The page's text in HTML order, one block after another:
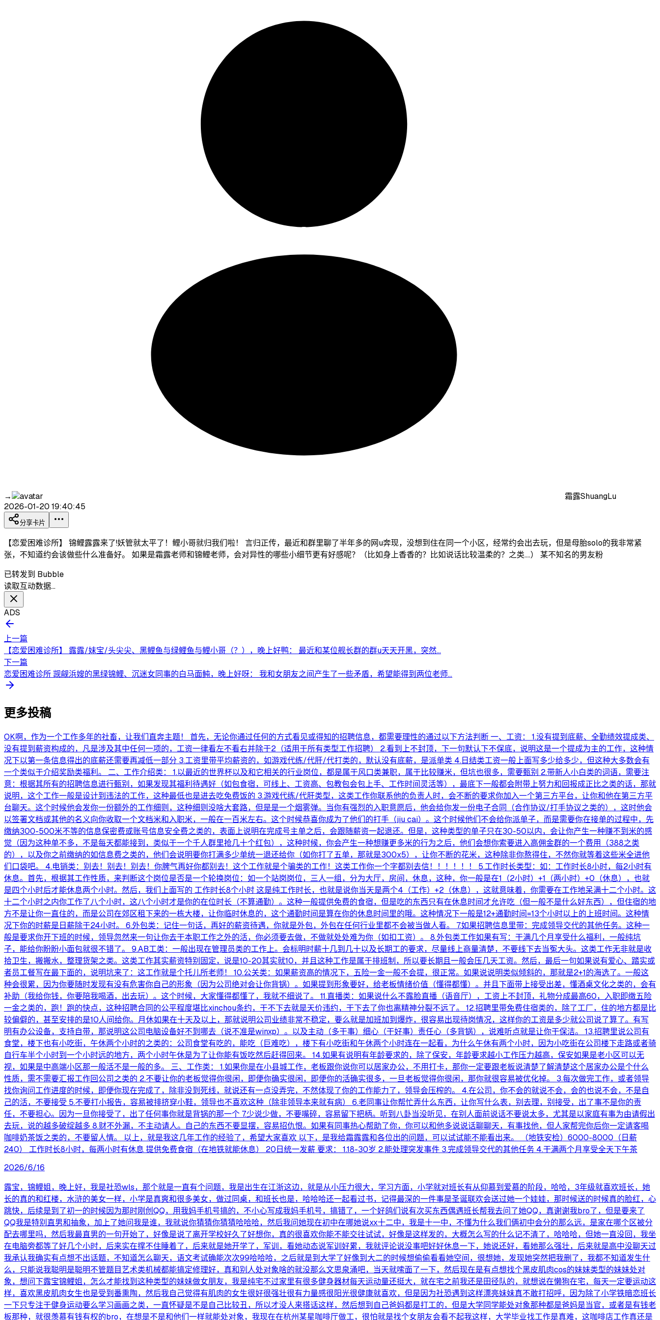
→
霜露ShuangLu
2026-01-20 19:40:45
分享卡片
【恋爱困难诊所】 锦鲤露露来了!妖管就太平了！鲤小哥就归我们啦！ 言归正传，最近和群里聊了半年多的网u奔现，没想到住在同一个小区，经常约会出去玩，但是母胎solo的我非常紧
张，不知道约会该做些什么准备好。 如果是霜露老师和锦鲤老师，会对异性的哪些小细节更有好感呢？（比如身上香香的？比如说话比较温柔的？之类....） 某不知名的男友粉
已转发到 Bubble
读取互动数据…
ADS
上一篇
【恋爱困难诊所】 露露/妹宝/头尖尖、黑鲤鱼与绿鲤鱼与鲤小哥（？），晚上好鸭： 最近和某位舰长群的群u天天开黑，突然...
下一篇
恋爱困难诊所 觊觎浜嫂的黑绿锦鲤、沉迷女同事的白马面鲀，晚上好呀： 我和女朋友之间产生了一些矛盾，希望能得到两位老师...
更多投稿
OK啊，作为一个工作多年的社畜，让我们直奔主题！ 首先，无论你通过任何的方式看见或得知的招聘信息，都需要理性的通过以下方法判断 一、工资： 1.没有提到底薪、全勤绩效提成类、
没有提到薪资构成的，凡是涉及其中任何一项的，工资一律看左不看右并除于2（适用于所有类型工作招聘） 2.看到上不封顶，下一句默认下不保底，说明这是一个提成为主的工作，这种情
况下以第一条信息得出的底薪还需要再减低一部分 3.工资里带平均薪资的，如游戏代练/代肝/代打类的，默认没有底薪，是派单类 4.日结类工资一般上面写多少给多少，但这种大多数会有
一个类似于介绍奖励类福利。 二、工作介绍类： 1.以最近的世界杯以及和它相关的行业岗位，都是属于风口类兼职，属于比较赚米，但坑也很多，需要甄别 2.带新人小白类的词语，需要注
意：根据其所有的招聘信息进行甄别，如果发现其福利待遇好（如包食宿，可线上、工资高、包教包会包上手、工作时间灵活等），最底下一般都会附带上努力和回报成正比之类的话，那就
说明，这个工作一般是设计到违法的工作，这种最低也是进去吃免费饭的 3.游戏代练/代肝类型，这类工作你联系他的负责人时，会不断的要求你加入一个第三方平台，让你和他在第三方平
台聊天。这个时候他会发你一份额外的工作细则，这种细则没啥大套路，但是是一个烟雾弹。当你有强烈的入职意愿后，他会给你发一份电子合同（合作协议/打手协议之类的），这时他会
以签署文档或其他的名义向你收取一个文档米和入职米，一般在一百米左右。这个时候恭喜你成为了他们的打手（jiu cai）。这个时候他们不会给你派单子，而是需要你在接单的过程中，先
缴纳300-500米不等的信息保密费或账号信息安全费之类的，表面上说明在完成号主单之后，会跟随薪资一起退还。但是，这种类型的单子只在30-50以内，会让你产生一种赚不到米的感
觉（因为这种单不多，不是每天都能接到，类似于一个千人群里抢几十个红包），这种时候，你会产生一种想赚更多米的行为之后，他们会想你索要进入高佣金群的一个费用（388之类
的），以及你之前缴纳的如信息费之类的，他们会说明要你打满多少单统一退还给你（如你打了五单，那就是300x5），让你不断的花米，这种除非你熬得住，不然你就等着这些米全进他
们口袋吧。 4.电销类：别去！别去！别去！你脾气再好你都别去！这个工作就是个骗类的工作！这类工作你一个字都别去信！！！！！！ 5.工作时长类型：如：工作时长8小时，每2小时有
休息。首先，根据其工作性质，来判断这个岗位是否是一个轮换岗位：如一个站岗岗位，三人一组，分为大厅，房间，休息，这种，你一般是在1（2小时）+1（两小时）+0（休息），也就
是四个小时后才能休息两个小时。然后，我们上面写的 工作时长8个小时 这是纯工作时长，也就是说你当天是两个4（工作）+2（休息），这就意味着，你需要在工作地呆满十二个小时。这
十二个小时之内你工作了八个小时，这八个小时才是你的在位时长（不算通勤）。这种一般提供免费的食宿，但是吃的东西只有在休息时间才允许吃（但一般不是什么好东西），但住宿的地
方不是让你一直住的，而是公司在郊区租下来的一栋大楼，让你临时休息的，这个通勤时间是算在你的休息时间里的哦。这种情况下一般是12+通勤时间=13个小时以上的上班时间。这种情
况下你的时薪是日薪除于24小时。 6.外包类：记住一句话，再好的薪资待遇，你就是外包，外包在任何行业里都不会被当做人看。 7.如果招聘信息里带：完成领导交代的其他任务。这种一
般是要求你开下班的时候，领导忽然来一句让你去干本职工作之外的活，你必须要去做，不做就处处难为你（如扣工资）。 8.外包类工作如果有写：干满几个月享受什么福利，一般纯坑
子，能给你盼盼小面包就很不错了。 9.AB工类：一般出现在管理员类的工作上。会标明时薪十几到几十以及长期工的要求，尽量线上商量清楚，不要线下去当冤大头。这类工作无非就是收
拾卫生，搬搬水，整理货架之类。这类工作其实薪资特别固定，说是10-20其实就10，并且这种工作是属于排班制，所以要长期且一般会压几天工资。然后，最后一句如果说有爱心、踏实或
者员工餐写在最下面的，说明坑来了：这工作就是个托儿所老师！ 10.公关类：如果薪资高的情况下，五险一金一般不会提，很正常。如果说说明类似倾斜的，那就是2+1的海选了。一般这
种会很累，因为你要随时发现有没有危害你自己的形象（因为公司绝对会让你背锅）。如果提到形象要好，给老板情绪价值（懂得都懂）。并且下面带上接受出差，懂酒桌文化之类的，会有
补助（我给你钱，你要陪我喝酒，出去玩）。这个时候，大家懂得都懂了，我就不细说了。 11.直播类：如果说什么不露脸直播（语音厅），工资上不封顶，礼物分成最高60，入职即缴五险
一金之类的，跑！跑的快点，这种招聘合同的公平程度堪比xinchou条约，干不下去就是天价违约，干下去了你也离精神分裂不远了。 12.招聘里带免费住宿类的，除了工厂，住的地方都是比
较偏僻的，甚至安排的是10人间给你。月休如果在十天及以上，那就说明公司业绩非常不稳定，要么就是加班加到爆炸，很容易出现待岗情况，这样你的工资是多少就公司说了算了。有写
明有办公设备，支持自带，那说明这公司电脑设备好不到哪去（说不准是winxp）。以及主动（多干事）细心（干好事）责任心（多背锅），说难听点就是让你干保洁。 13.招聘里说公司有
食堂，楼下也有小吃街，午休两个小时的之类的：公司食堂有吃的，能吃（巨难吃），楼下有小吃街和午休两个小时连在一起看，为什么午休有两个小时，因为小吃街在公司楼下走路或者骑
自行车半个小时到一个小时远的地方，两个小时午休是为了让你能有饭吃然后赶得回来。 14.如果有说明有年龄要求的，除了保安，年龄要求越小工作压力越高，保安如果是老小区可以无
视，如果是中高端小区那一般活不是一般的多。 三、工作类： 1.如果你是在小县城工作，老板跟你说你可以居家办公，不用打卡，那你一定要跟老板说清楚了解清楚这个居家办公是个什么
性质，需不需要汇报工作回公司之类的 2.不要让你的老板觉得你很闲，即便你确实很闲，即便你的活确实很多，一旦老板觉得你很闲，那你就很容易被优化掉。 3.每次做完工作，或者领导
找你询问工作进度的时候，即便你现在完成了，除非没到死线，就说还有一点没弄完，不然体现了你的工作能力了，领导会压榨的。 4.在公司，你不会的就说不会，会的也说不会，不是自
己的活，不要接受 5.不要打小报告，容易被排挤穿小鞋，领导也不喜欢这种（除非领导本来就有病） 6.老同事让你帮忙弄什么东西，让你写什么表，别去理，别接受，出了事不是你的责
任，不要担心。因为一旦你接受了，出了任何事你就是背锅的那一个 7.少说少做，不要嘴碎，容易留下把柄。听到八卦当没听见，在别人面前说话不要说太多，尤其是以家庭有事为由请假出
去玩，说的越多破绽越多 8.财不外漏，不主动请人。自己的东西不要显摆，容易招仇恨。如果有同事热心帮助了你，你可以和他多说说话聊聊天，有事找他，但人家帮完你后你一定请客喝
咖啡奶茶饭之类的，不要留人情。 以上，就是我这几年工作的经验了，希望大家喜欢 以下，是我给霜露露和各位出的问题，可以试试能不能看出来。 （地铁安检）6000-8000（日薪
240） 工作时长8小时，每两小时有休息 提供免费食宿（在地铁就能休息） 20日统一发薪 要求： 1.18-30岁 2.能处理突发事件 3.完成领导交代的其他任务 4.干满两个月享受全天下午茶
2026/6/16
露宝，锦鲤姐，晚上好，我是社恐wls，那个就是一直有个问题，我是出生在江浙这边，就是从小压力很大，学习方面，小学就对班长有从仰慕到爱慕的阶段，哈哈，3年级就喜欢班长，她
长的真的和红楼，水浒的美女一样，小学是真爽和很多美女，做过同桌，和班长也是，哈哈哈还一起看过书，记得最深的一件事是圣诞联欢会送过她一个娃娃，那时候送的时候真的脸红，心
跳快，后续是到了初一的时候因为那时刚创QQ，用我妈手机号搞的，不小心写成我妈手机号，搞错了，一个好鸽们说有次买东西偶遇班长帮我去问了她QQ，真谢谢我bro了，但是要来了
QQ我是特别直男和抽象，加上了她问我是谁，我就说你猜猜你猜猜哈哈哈，然后我问她现在初中在哪她说xx十二中，我是十一中，不懂为什么我们俩初中会分的那么远，是家在哪个区被分
配去哪里吗，然后我最直男的一句开始了，好像是说了离开学校好久了好想你，真的很喜欢你能不能交往试试，好像是这样发的，大概怎么写的什么记不清了，哈哈哈，但她一直没回，我坐
在电脑旁都等了好几个小时，后来实在撑不住睡着了，后来就是她开学了，军训，看她动态说军训好累，我就评论说没事吧好好休息一下，她说还好，看她那么强壮，后来就是高中没聊天过
我承认我确实有点想不出话题，不知道怎么聊天，语文考试确能次次99哈哈哈，之后就是到大学了好像到大二的时候想偷偷看看她空间，很想她，发现她突然把我删了，我都不知道发生什
么，只能说我聪明是聪明不管题目艺术类机械都能搞定修理好，真和别人处对象啥的就没那么文思泉涌吧，当天就嗦面了一下，然后现在是有点想找个黑皮肌肉cos的妹妹类型的妹妹处对
象，想问下露宝锦鲤姐，怎么才能找到这种类型的妹妹做女朋友，我是纯宅不过家里有很多健身器材每天运动量还挺大，就在宅之前我还是田径队的，就想说在懒狗在宅，每天一定要运动这
样，喜欢黑皮肌肉女生也是受到番熏陶，然后我自己觉得有肌肉的女生很好很强壮很有力量感很阳光很健康就喜欢，但是因为社恐遇到这样漂亮妹妹真不敢打招呼，因为除了小学铁暗恋班长
一下只专注于健身运动要么学习画画之类，一直怀疑是不是自己比较丑，所以才没人来搭话这样，然后想到自己爸妈都是打工的，但是大学同学能处对象那种都是爸妈是当官，或者是有钱老
板那种，就很羡慕有钱有权的bro，在想是不是和他们一样就能处对象，我现在在杭州某星咖啡厅做工，很怕就是找个女朋友会看不起我这样，大学毕业找工作是真难，这咖啡店工作真还是